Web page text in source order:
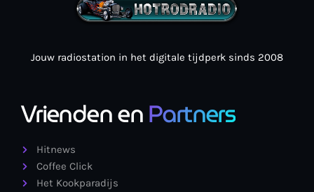
Jouw radiostation in het digitale tijdperk sinds 2008
Vrienden enPartners
Hitnews
Coffee Click
Het Kookparadijs